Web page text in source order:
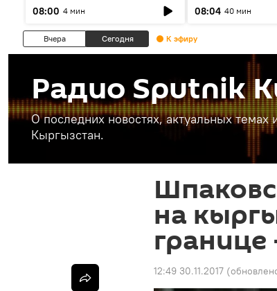
08:00 4 мин
08:04 40 мин
Вчера Сегодня К эфиру
Радио Sputnik
О последних новостях, актуальных
Кыргызстан.
на
12:49 30.11.2017